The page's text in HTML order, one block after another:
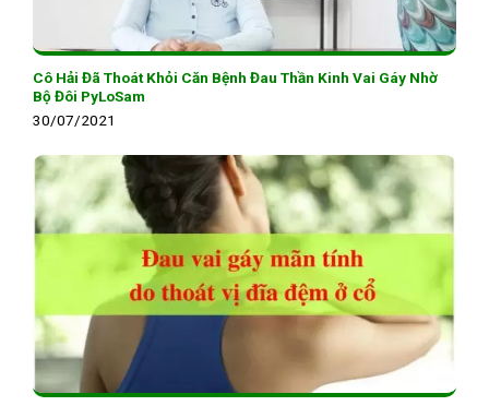
Cô Hải Đã Thoát Khỏi Căn Bệnh Đau Thần Kinh Vai Gáy Nhờ
Bộ Đôi PyLoSam
30/07/2021